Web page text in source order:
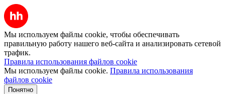
Мы используем файлы cookie, чтобы обеспечивать
правильную работу нашего веб-сайта и анализировать сетевой
трафик.
Правила использования файлов cookie
Мы используем файлы cookie. Правила использования
файлов cookie
Понятно